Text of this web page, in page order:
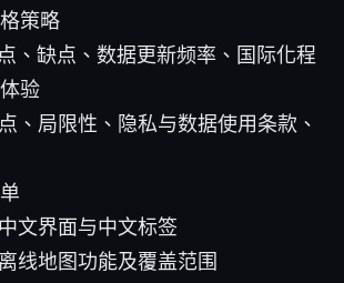
策略
、缺点、数据更新频率、国际化程
验
、局限性、隐私与数据使用条款、
文界面与中文标签
线地图功能及覆盖范围